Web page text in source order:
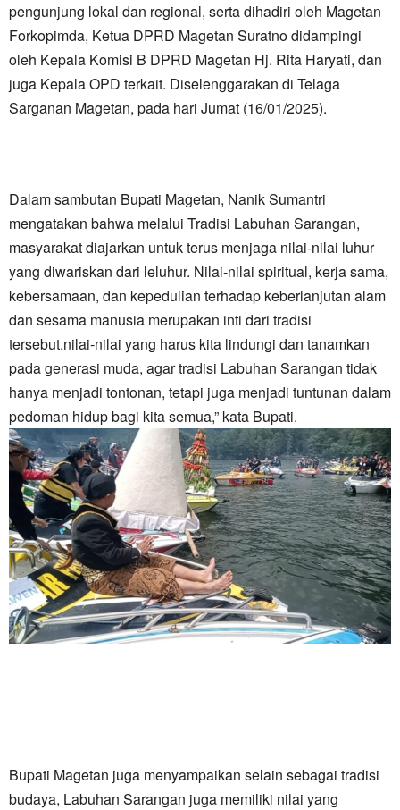
pengunjung lokal dan regional, serta dihadiri oleh Magetan
Forkopimda, Ketua DPRD Magetan Suratno didampingi
oleh Kepala Komisi B DPRD Magetan Hj. Rita Haryati, dan
juga Kepala OPD terkait. Diselenggarakan di Telaga
Sarganan Magetan, pada hari Jumat (16/01/2025).
Dalam sambutan Bupati Magetan, Nanik Sumantri
mengatakan bahwa melalui Tradisi Labuhan Sarangan,
masyarakat diajarkan untuk terus menjaga nilai-nilai luhur
yang diwariskan dari leluhur. Nilai-nilai spiritual, kerja sama,
kebersamaan, dan kepedulian terhadap keberlanjutan alam
dan sesama manusia merupakan inti dari tradisi
tersebut.nilai-nilai yang harus kita lindungi dan tanamkan
pada generasi muda, agar tradisi Labuhan Sarangan tidak
hanya menjadi tontonan, tetapi juga menjadi tuntunan dalam
pedoman hidup bagi kita semua,” kata Bupati.
Bupati Magetan juga menyampaikan selain sebagai tradisi
budaya, Labuhan Sarangan juga memiliki nilai yang